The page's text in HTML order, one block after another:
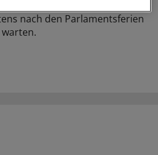
nach den Parlamentsferien